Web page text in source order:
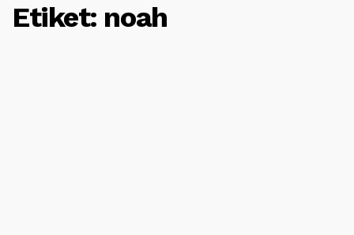
Etiket: noah